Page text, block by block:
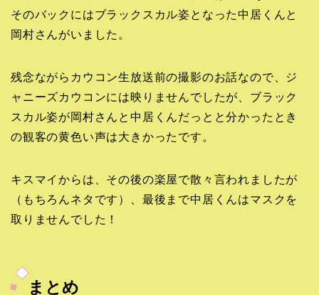
そのバックにはブラックスカル姿となった中居くんと
岡村さんがいました。
残念ながらカウコン生放送前の撮影のお話なので、ジ
ャニーズカウコンには映りませんでしたが、ブラック
スカル姿が岡村さんと中居くんだっとと分かったとき
の観客の黄色い声は大きかったです。
キスマイからは、その後の楽屋で散々言われましたが
（もちろんネタです）、最後まで中居くんはマスクを
取りませんでした！
まとめ